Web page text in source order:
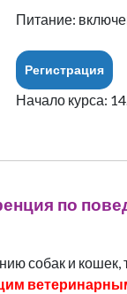
Питание:
Регистрация
Начало курса:
по
собак и кошек,